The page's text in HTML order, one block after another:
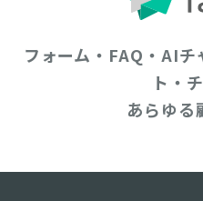
フォーム・FAQ・AI
ト・
あらゆる